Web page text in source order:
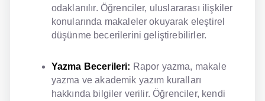
odaklanılır. Öğrenciler, uluslararası ilişkiler
konularında makaleler okuyarak eleştirel
düşünme becerilerini geliştirebilirler.
Yazma Becerileri: Rapor yazma, makale
yazma ve akademik yazım kuralları
hakkında bilgiler verilir. Öğrenciler, kendi